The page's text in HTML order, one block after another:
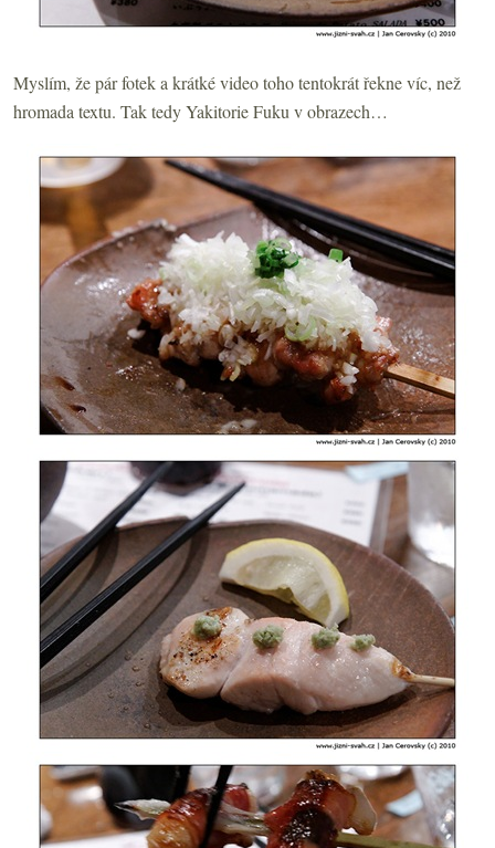
Myslím, že pár fotek a krátké video toho tentokrát řekne víc, než
hromada textu. Tak tedy Yakitorie Fuku v obrazech…